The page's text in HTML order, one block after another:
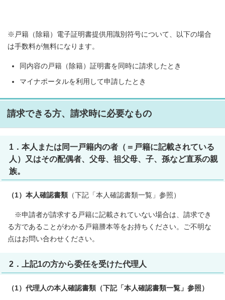
※戸籍（除籍）電子証明書提供用識別符号について、以下の場合
は手数料が無料になります。
同内容の戸籍（除籍）証明書を同時に請求したとき
マイナポータルを利用して申請したとき
請求できる方、請求時に必要なもの
1．本人または同一戸籍内の者（＝戸籍に記載されている
人）又はその配偶者、父母、祖父母、子、孫など直系の親
族。
（1）本人確認書類 （下記「本人確認書類一覧」参照）
※申請者が請求する戸籍に記載されていない場合は、請求でき
る方であることがわかる戸籍謄本等をお持ちください。ご不明な
点はお問い合わせください。
2．上記1の方から委任を受けた代理人
（1）代理人の本人確認書類（下記「本人確認書類一覧」参照）